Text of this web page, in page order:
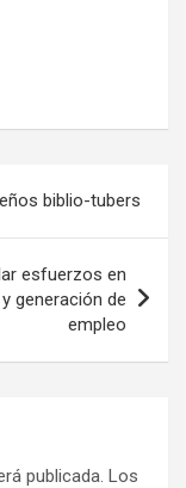
biblio-tubers
esfuerzos en
generación de
empleo
publicada. Los